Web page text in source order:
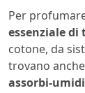
Per
essenziale di
cotone, da
trovano anche
assorbi-